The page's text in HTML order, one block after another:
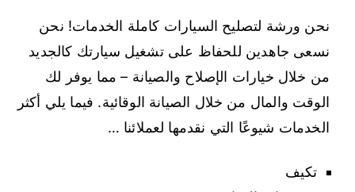
نحن ورشة لتصليح السيارات كاملة الخدمات! نحن
نسعى جاهدين للحفاظ على تشغيل سيارتك كالجديد
من خلال خيارات الإصلاح والصيانة – مما يوفر لك
الوقت والمال من خلال الصيانة الوقائية. فيما يلي أكثر
الخدمات شيوعًا التي نقدمها لعملائنا …
تكيف